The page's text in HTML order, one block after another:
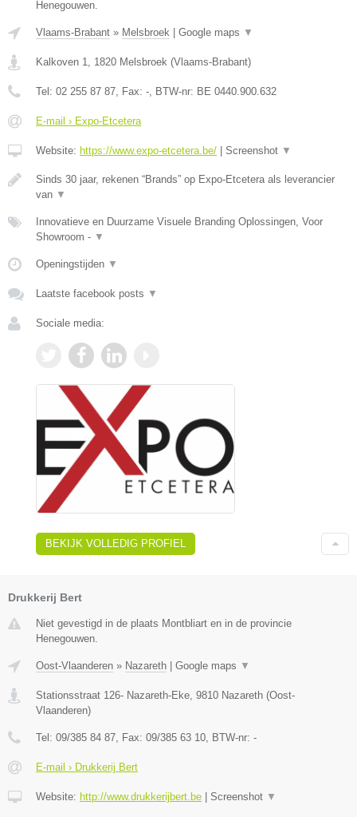
Henegouwen.
Vlaams-Brabant » Melsbroek | Google maps ▼
Kalkoven 1 1820 Melsbroek (Vlaams-Brabant)
Tel: 02 255 87 87 , Fax: - , BTW-nr: BE 0440.900.632
E-mail › Expo-Etcetera
Website: https://www.expo-etcetera.be/ | Screenshot ▼
Sinds 30 jaar, rekenen “Brands” op Expo-Etcetera als leverancier
van ▼
Innovatieve en Duurzame Visuele Branding Oplossingen, Voor
Showroom - ▼
Openingstijden ▼
Laatste facebook posts ▼
Sociale media:
BEKIJK VOLLEDIG PROFIEL
Drukkerij Bert
Niet gevestigd in de plaats Montbliart en in de provincie
Henegouwen.
Oost-Vlaanderen » Nazareth Google maps ▼
Stationsstraat 126- Nazareth-Eke, 9810 Nazareth (Oost-
Vlaanderen)
Tel: 09/385 84 87, Fax: 09/385 63 10, BTW-nr: -
E-mail › Drukkerij Bert
Website: http://www.drukkerijbert.be Screenshot ▼